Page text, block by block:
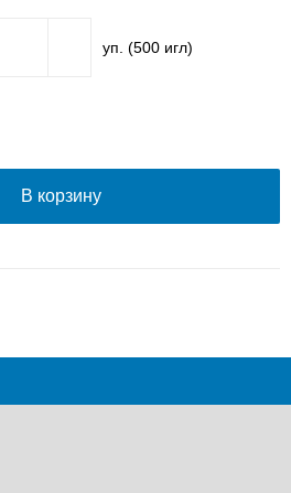
уп. (500игл)
В корзину